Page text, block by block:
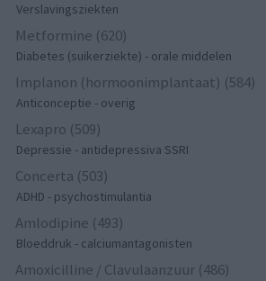
Verslavingsziekten
Metformine (620)
Diabetes (suikerziekte) - orale middelen
Implanon (hormoonimplantaat) (584)
Anticonceptie - overig
Lexapro (509)
Depressie - antidepressiva SSRI
Concerta (503)
ADHD - psychostimulantia
Amlodipine (493)
Bloeddruk - calciumantagonisten
Amoxicilline / Clavulaanzuur (486)